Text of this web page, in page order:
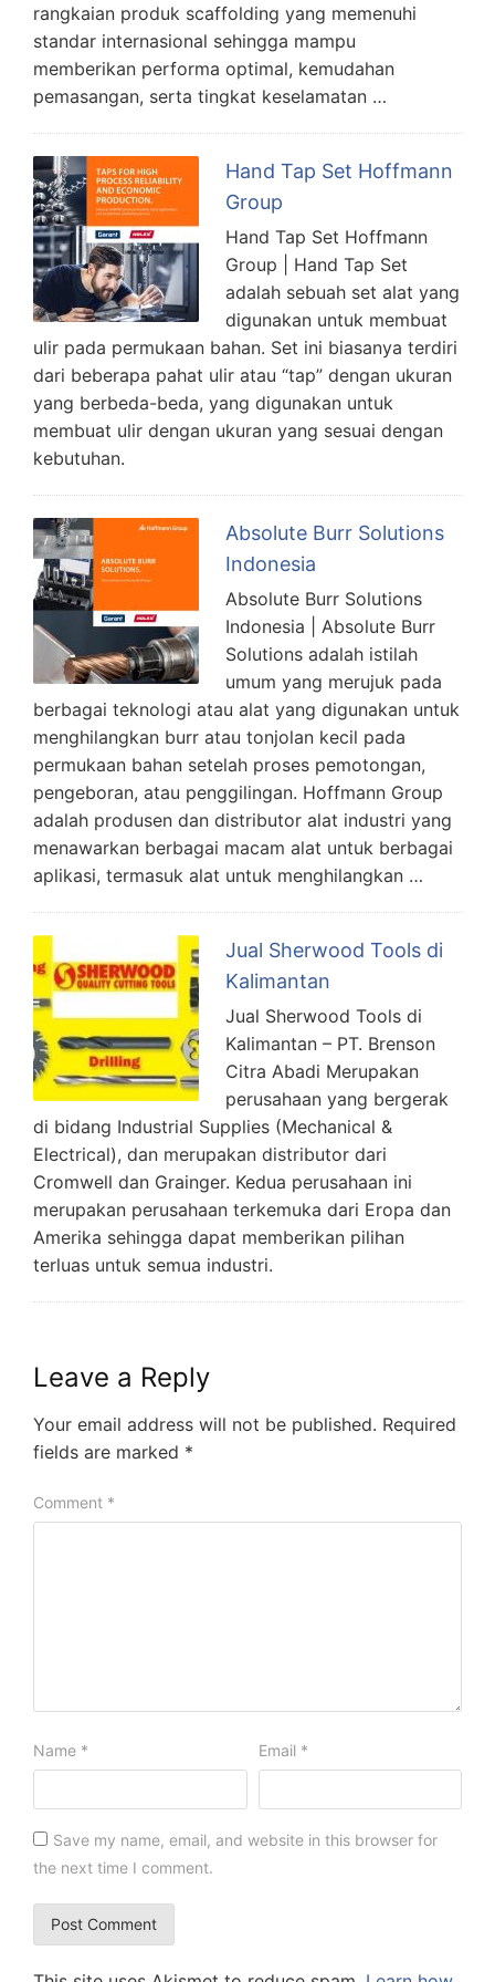
rangkaian produk scaffolding yang memenuhi
standar internasional sehingga mampu
memberikan performa optimal, kemudahan
pemasangan, serta tingkat keselamatan …
Hand Tap Set Hoffmann
Group
Hand Tap Set Hoffmann
Group | Hand Tap Set
adalah sebuah set alat yang
digunakan untuk membuat
ulir pada permukaan bahan. Set ini biasanya terdiri
dari beberapa pahat ulir atau “tap” dengan ukuran
yang berbeda-beda, yang digunakan untuk
membuat ulir dengan ukuran yang sesuai dengan
kebutuhan.
Absolute Burr Solutions
Indonesia
Absolute Burr Solutions
Indonesia | Absolute Burr
Solutions adalah istilah
umum yang merujuk pada
berbagai teknologi atau alat yang digunakan untuk
menghilangkan burr atau tonjolan kecil pada
permukaan bahan setelah proses pemotongan,
pengeboran, atau penggilingan. Hoffmann Group
adalah produsen dan distributor alat industri yang
menawarkan berbagai macam alat untuk berbagai
aplikasi, termasuk alat untuk menghilangkan …
Jual Sherwood Tools di
Kalimantan
Jual Sherwood Tools di
Kalimantan – PT. Brenson
Citra Abadi Merupakan
perusahaan yang bergerak
di bidang Industrial Supplies (Mechanical &
Electrical), dan merupakan distributor dari
Cromwell dan Grainger. Kedua perusahaan ini
merupakan perusahaan terkemuka dari Eropa dan
Amerika sehingga dapat memberikan pilihan
terluas untuk semua industri.
Leave a Reply
Your email address will not be published. Required
fields are marked *
Comment *
Name * Email *
Save my name, email, and website in this browser for
the next time I comment.